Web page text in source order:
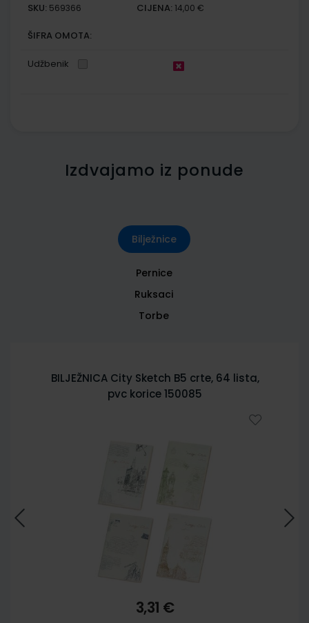
SKU: 569366 CIJENA: 14,00 €
ŠIFRA OMOTA:
Udžbenik
Izdvajamo iz ponude
Bilježnice
Pernice
Ruksaci
Torbe
BILJEŽNICA City Sketch B5 crte, 64 lista,
pvc korice 150085
3,31 €